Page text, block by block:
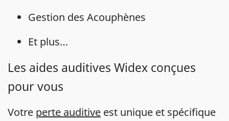
Gestion des Acouphènes
Et plus…
Les aides auditives Widex conçues
pour vous
Votre perte auditive est unique et spécifique